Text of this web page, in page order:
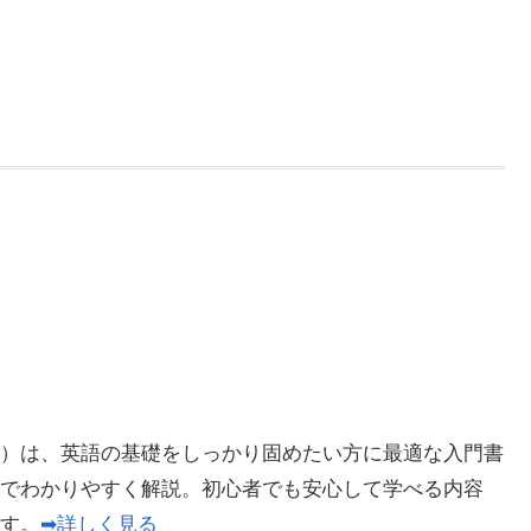
は、英語の基礎をしっかり固めたい方に最適な入門書
わかりやすく解説。初心者でも安心して学べる内容
。 ➡詳しく見る